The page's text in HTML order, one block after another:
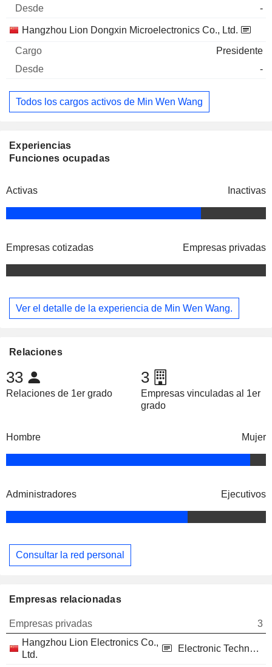
-
Hangzhou Lion Dongxin Microelectronics Co., Ltd.
Presidente
-
Todos los cargos activos de Min Wen Wang
Experiencias
Funciones ocupadas
Activas Inactivas
Empresas cotizadas Empresas privadas
Ver el detalle de la experiencia de Min Wen Wang.
Relaciones
33
Relaciones de 1er grado
3
Empresas vinculadas al 1er
grado
Hombre Mujer
Administradores Ejecutivos
Consultar la red personal
Empresas relacionadas
Empresas privadas
3
Hangzhou Lion Electronics Co.,
Ltd.
Electronic Technology